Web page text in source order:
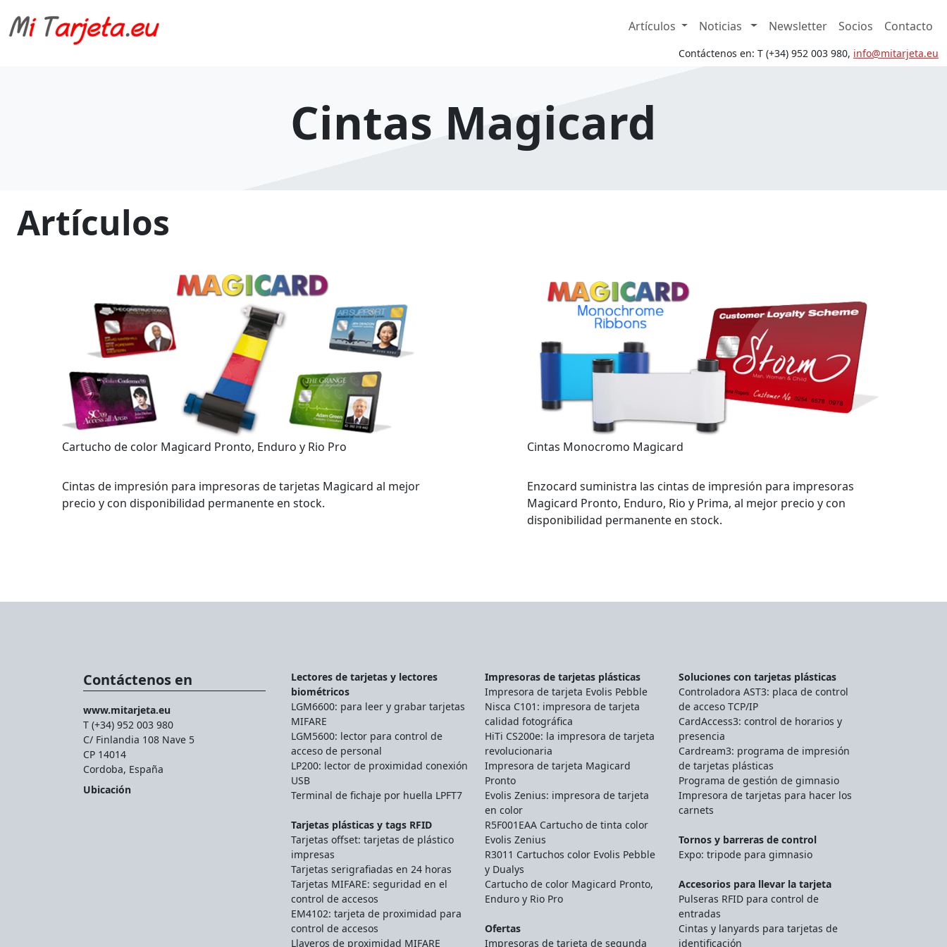
Artículos Noticias Newsletter Socios Contacto
Contáctenos en: T (+34) 952 003 980, info@mitarjeta.eu
Cintas Magicard
Artículos
Cartucho de color Magicard Pronto, Enduro y Rio Pro
Cintas de impresión para impresoras de tarjetas Magicard al mejor
precio y con disponibilidad permanente en stock.
Cintas Monocromo Magicard
Enzocard suministra las cintas de impresión para impresoras
Magicard Pronto, Enduro, Rio y Prima, al mejor precio y con
disponibilidad permanente en stock.
Contáctenos en
www.mitarjeta.eu
T (+34) 952 003 980
C/ Finlandia 108 Nave 5
CP 14014
Cordoba, España
Ubicación
Lectores de tarjetas y lectores
biométricos
LGM6600: para leer y grabar tarjetas
MIFARE
LGM5600: lector para control de
acceso de personal
LP200: lector de proximidad conexión
USB
Terminal de fichaje por huella LPFT7
Tarjetas plásticas y tags RFID
Tarjetas offset: tarjetas de plástico
impresas
Tarjetas serigrafiadas en 24 horas
Tarjetas MIFARE: seguridad en el
control de accesos
EM4102: tarjeta de proximidad para
control de accesos
Llaveros de proximidad MIFARE
Impresoras de tarjetas plásticas
Impresora de tarjeta Evolis Pebble
Nisca C101: impresora de tarjeta
calidad fotográfica
HiTi CS200e: la impresora de tarjeta
revolucionaria
Impresora de tarjeta Magicard
Pronto
Evolis Zenius: impresora de tarjeta
en color
R5F001EAA Cartucho de tinta color
Evolis Zenius
R3011 Cartuchos color Evolis Pebble
y Dualys
Cartucho de color Magicard Pronto,
Enduro y Rio Pro
Ofertas
Impresoras de tarjeta de segunda
Soluciones con tarjetas plásticas
Controladora AST3: placa de control
de acceso TCP/IP
CardAccess3: control de horarios y
presencia
Cardream3: programa de impresión
de tarjetas plásticas
Programa de gestión de gimnasio
Impresora de tarjetas para hacer los
carnets
Tornos y barreras de control
Expo: tripode para gimnasio
Accesorios para llevar la tarjeta
Pulseras RFID para control de
entradas
Cintas y lanyards para tarjetas de
identificación